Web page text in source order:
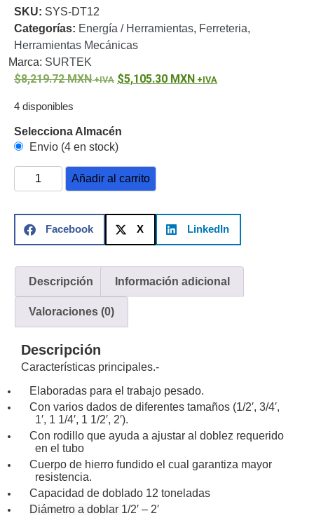
o
RefaccionesProbadores
de
VideoTransceptores
de Video
Conectores
Adaptador
a
Coaxial y
Conectores
Cables
Armados -
5eFibra
ÓpticaPara
Alimentación
y
ElectricidadRG59
Tipo
/ DVI /
HDMI
Cámaras
IP y NVRs
Ambientes
Salinos
(Anticorrosión)AntiexplosiónBalaCodificadores
y
SKU: SYS-DT12
Categorías: Energía / Herramientas, Ferreteria,
Herramientas Mecánicas
Marca: SURTEK
8,219.72MXN 5,105.30 MXN
4 disponibles
Selecciona Almacén
Envio (4 en stock)
Añadir al carrito
Facebook X LinkedIn
Descripción Información adicional
Valoraciones (0)
Descripción
Características principales.-
Elaboradas para el trabajo pesado.
Con varios dados de diferentes tamaños (1/2′, 3/4′,
1′, 1 1/4′, 1 1/2′, 2′).
Con rodillo que ayuda a ajustar al doblez requerido
en el tubo
Cuerpo de hierro fundido el cual garantiza mayor
resistencia.
Capacidad de doblado 12 toneladas
Diámetro a doblar 1/2′ – 2′